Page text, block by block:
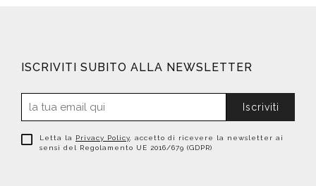
ISCRIVITI SUBITO ALLA NEWSLETTER
Iscriviti
Letta la Privacy Policy, accetto di ricevere la newsletter ai
sensi del Regolamento UE 2016/679 (GDPR)